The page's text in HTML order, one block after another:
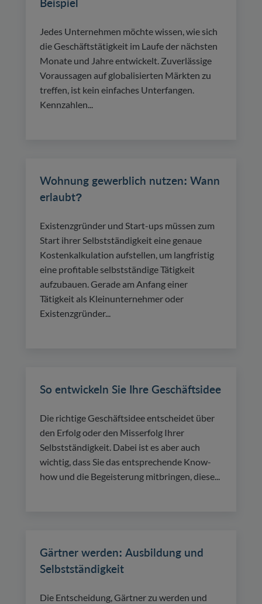
Jedes Unternehmen möchte wissen, wie sich
die Geschäftstätigkeit im Laufe der nächsten
Monate und Jahre entwickelt. Zuverlässige
Voraussagen auf globalisierten Märkten zu
treffen, ist kein einfaches Unterfangen.
Kennzahlen...
Wohnung gewerblich nutzen: Wann
erlaubt?
Existenzgründer und Start-ups müssen zum
Start ihrer Selbstständigkeit eine genaue
Kostenkalkulation aufstellen, um langfristig
eine profitable selbstständige Tätigkeit
aufzubauen. Gerade am Anfang einer
Tätigkeit als Kleinunternehmer oder
Existenzgründer...
So entwickeln Sie Ihre Geschäftsidee
Die richtige Geschäftsidee entscheidet über
den Erfolg oder den Misserfolg Ihrer
Selbstständigkeit. Dabei ist es aber auch
wichtig, dass Sie das entsprechende Know-
how und die Begeisterung mitbringen, diese...
Gärtner werden: Ausbildung und
Selbstständigkeit
Die Entscheidung, Gärtner zu werden und